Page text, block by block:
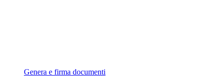
Genera e firma documenti